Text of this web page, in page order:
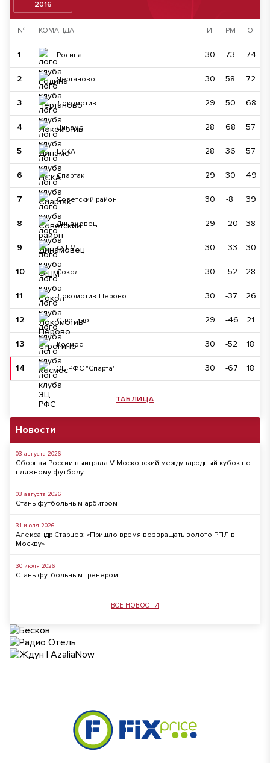
2016
№ КОМАНДА И РМ О
1 Родина 30 73 74
2 Чертаново 30 58 72
3 Локомотив 29 50 68
4 Динамо 28 68 57
5 ЦСКА 28 36 57
6 Спартак 29 30 49
7 Советский район 30 -8 39
8 Динамовец 29 -20 38
9 ФШМ 30 -33 30
10 Сокол 30 -52 28
11 Локомотив-Перово 30 -37 26
12 Строгино 29 -46 21
13 Космос 30 -52 18
14 ЭЦ РФС "Спарта" 30 -67 18
ТАБЛИЦА
Новости
03 августа 2026
Сборная России выиграла V Московский международный кубок по
пляжному футболу
03 августа 2026
Стань футбольным арбитром
31 июля 2026
Александр Старцев: «Пришло время возвращать золото РПЛ в
Москву»
30 июля 2026
Стань футбольным тренером
ВСЕ НОВОСТИ